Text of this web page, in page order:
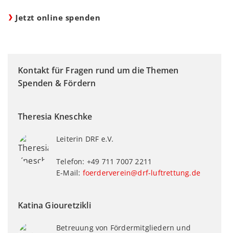
Jetzt online spenden
Kontakt für Fragen rund um die Themen
Spenden & Fördern
Theresia Kneschke
Leiterin DRF e.V.
Telefon: +49 711 7007 2211
E-Mail: foerderverein@drf-luftrettung.de
Katina Giouretzikli
Betreuung von Fördermitgliedern und